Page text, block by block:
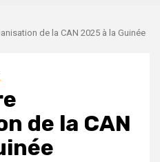
de la CAN 2025 à la Guinée
de la CAN